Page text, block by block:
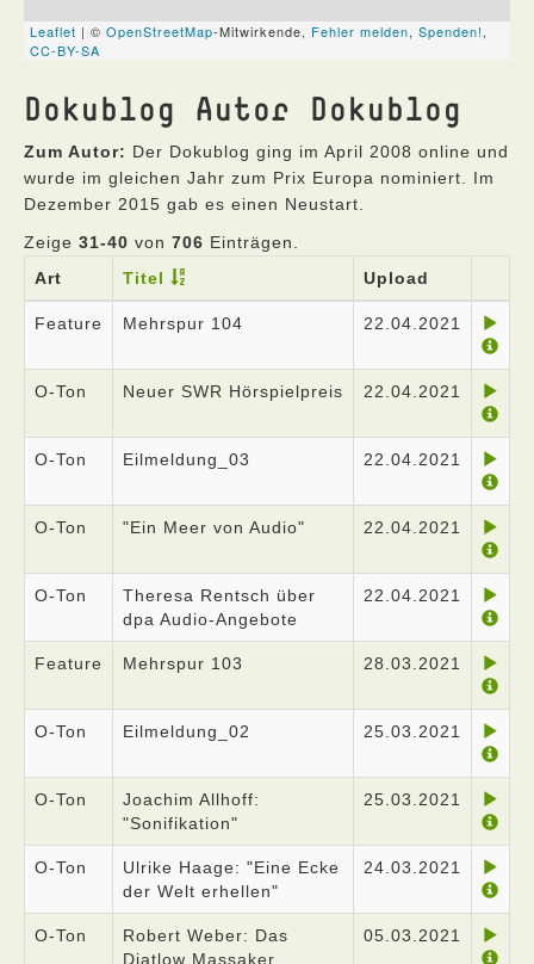
Dokublog Autor Dokublog
Zum Autor: Der Dokublog ging im April 2008 online und
wurde im gleichen Jahr zum Prix Europa nominiert. Im
Dezember 2015 gab es einen Neustart.
Zeige 31-40 von 706 Einträgen.
Art
Titel Upload
Feature Mehrspur 104 22.04.2021
O-Ton Neuer SWR Hörspielpreis 22.04.2021
O-Ton Eilmeldung_03 22.04.2021
O-Ton "Ein Meer von Audio" 22.04.2021
O-Ton
Theresa Rentsch über
dpa Audio-Angebote
22.04.2021
Feature Mehrspur 103 28.03.2021
O-Ton Eilmeldung_02 25.03.2021
O-Ton
Joachim Allhoff:
"Sonifikation"
25.03.2021
O-Ton
Ulrike Haage: "Eine Ecke
der Welt erhellen"
24.03.2021
O-Ton
Robert Weber: Das
Djatlow Massaker
05.03.2021